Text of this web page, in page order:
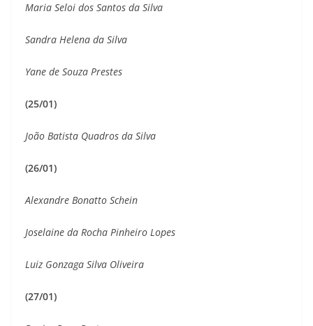
Maria Seloi dos Santos da Silva
Sandra Helena da Silva
Yane de Souza Prestes
(25/01)
João Batista Quadros da Silva
(26/01)
Alexandre Bonatto Schein
Joselaine da Rocha Pinheiro Lopes
Luiz Gonzaga Silva Oliveira
(27/01)